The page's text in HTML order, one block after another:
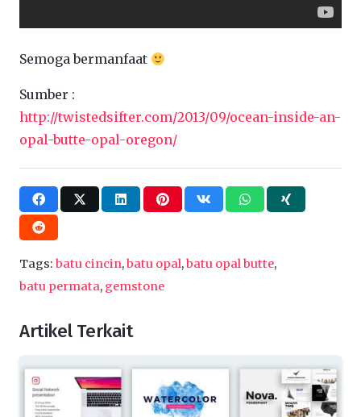
Semoga bermanfaat
Sumber :
http://twistedsifter.com/2013/09/ocean-inside-an-
opal-butte-opal-oregon/
Tags: batu cincin,batu opal,batu opal butte,
batu permata, gemstone
Artikel Terkait